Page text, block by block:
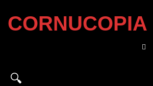
CORNUCOPIA